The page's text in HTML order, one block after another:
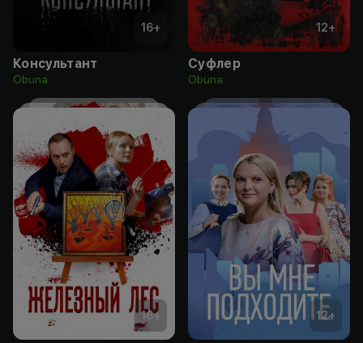
16+
Консультант
Obuna
12+
Суфлер
Obuna
16+ 12+